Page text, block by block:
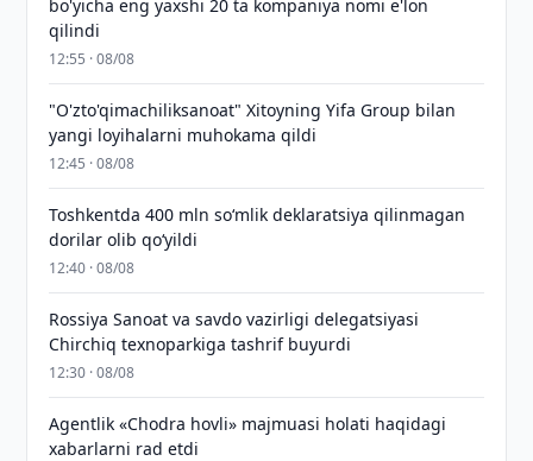
bo'yicha eng yaxshi 20 ta kompaniya nomi e'lon
qilindi
12:55 · 08/08
"O'zto'qimachiliksanoat" Xitoyning Yifa Group bilan
yangi loyihalarni muhokama qildi
12:45 · 08/08
Toshkentda 400 mln so‘mlik deklaratsiya qilinmagan
dorilar olib qo‘yildi
12:40 · 08/08
Rossiya Sanoat va savdo vazirligi delegatsiyasi
Chirchiq texnoparkiga tashrif buyurdi
12:30 · 08/08
Agentlik «Chodra hovli» majmuasi holati haqidagi
xabarlarni rad etdi